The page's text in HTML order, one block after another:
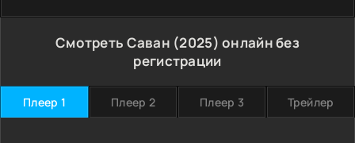
Смотреть Саван (2025) онлайн без
регистрации
Плеер 1 Плеер 2 Плеер 3 Трейлер